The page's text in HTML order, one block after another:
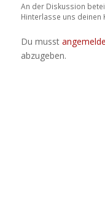
An der Diskussion
Hinterlasse uns deinen
Du musst
abzugeben.